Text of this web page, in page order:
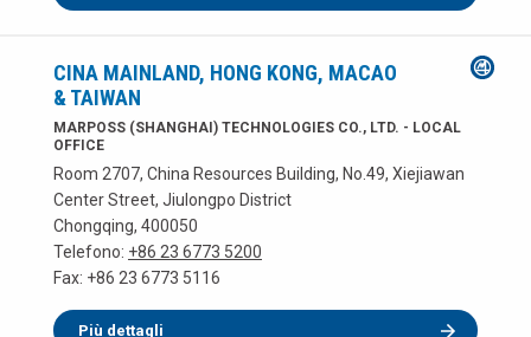
CINA MAINLAND, HONG KONG, MACAO
& TAIWAN
MARPOSS (SHANGHAI) TECHNOLOGIES CO., LTD. - LOCAL
OFFICE
Room 2707, China Resources Building, No.49, Xiejiawan
Center Street, Jiulongpo District
Chongqing, 400050
Telefono: +86 23 6773 5200
Fax: +86 23 6773 5116
Più dettagli